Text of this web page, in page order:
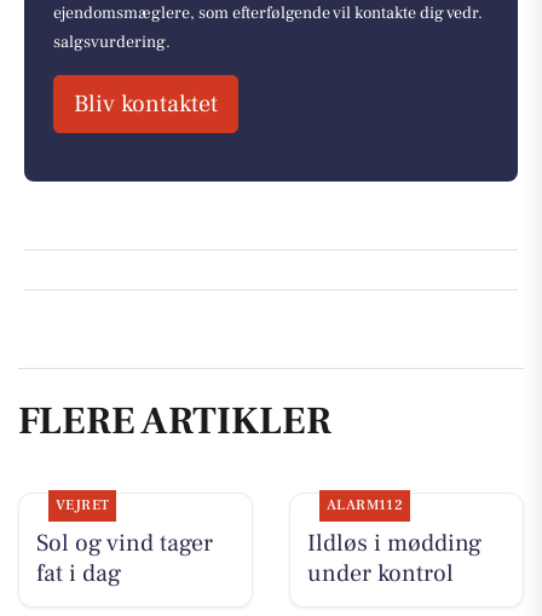
ejendomsmæglere, som efterfølgende vil kontakte dig vedr.
salgsvurdering.
Bliv kontaktet
FLERE ARTIKLER
VEJRET
Sol og vind tager
fat i dag
ALARM112
Ildløs i mødding
under kontrol